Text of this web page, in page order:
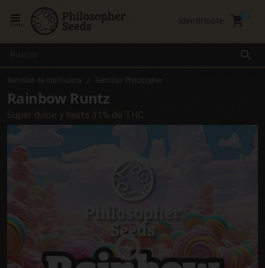
search
Identifícate local_grocery_store
Semillas de marihuana Semillas Philosopher
Rainbow Runtz
Super dulce y hasta 31% de THC